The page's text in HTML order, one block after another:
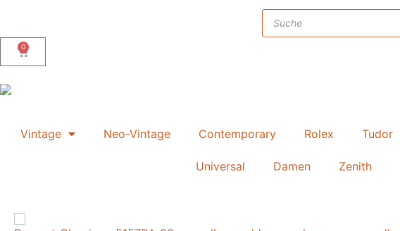
GBP
0
Vintage Neo-Vintage Contemporary Rolex Tudor
Universal Damen Zenith